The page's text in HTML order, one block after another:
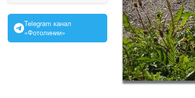
Telegram канал
«Фотолинии»